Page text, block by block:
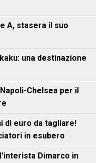
A, stasera il suo
una destinazione
Chelsea per il
di euro da tagliare!
in esubero
Dimarco in